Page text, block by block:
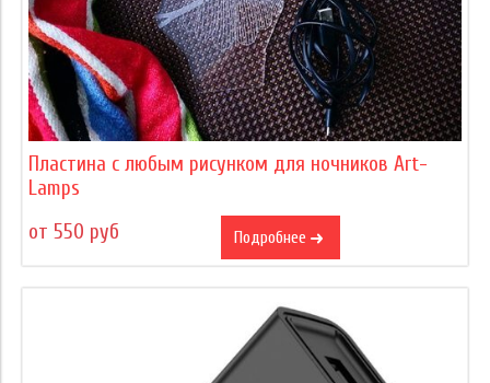
Пластина с любым рисунком для ночников Art-
Lamps
от 550 руб
Подробнее